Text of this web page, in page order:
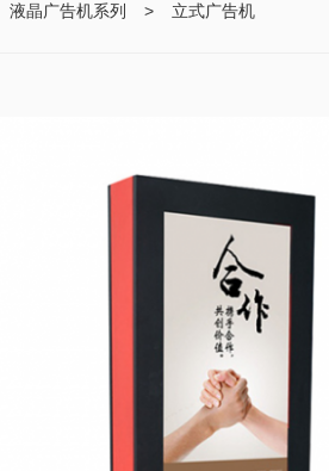
液晶广告机系列 > 立式广告机